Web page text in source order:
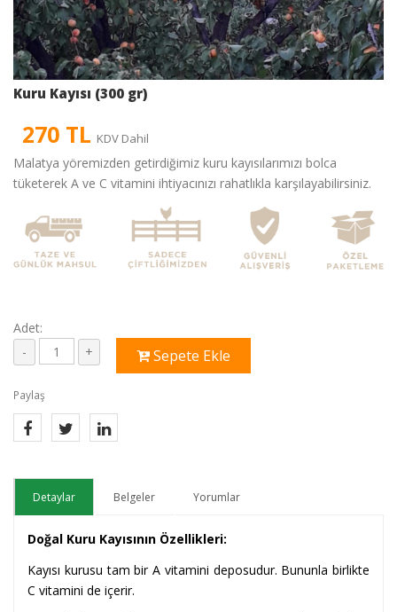
Kuru Kayısı (300 gr)
270 TL KDV Dahil
Malatya yöremizden getirdiğimiz kuru kayısılarımızı bolca
tüketerek A ve C vitamini ihtiyacınızı rahatlıkla karşılayabilirsiniz.
Adet:
Sepete Ekle
Paylaş
Detaylar Belgeler Yorumlar
Doğal Kuru Kayısının Özellikleri:
Kayısı kurusu tam bir A vitamini deposudur. Bununla birlikte
C vitamini de içerir.